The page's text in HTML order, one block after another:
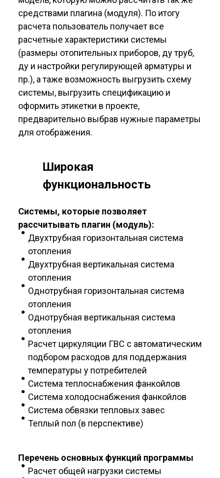
средствами плагина (модуля). По итогу
расчета пользователь получает все
расчетные характеристики системы
(размеры отопительных приборов, ду труб,
ду и настройки регулирующей арматуры и
пр.), а таже возможность выгрузить схему
системы, выгрузить спецификацию и
оформить этикетки в проекте,
предварительно выбрав нужные параметры
для отображения.
Широкая
функциональность
Системы, которые позволяет
рассчитывать плагин (модуль):
Двухтрубная горизонтальная система
отопления
Двухтрубная вертикальная система
отопления
Однотрубная горизонтальная система
отопления
Однотрубная вертикальная система
отопления
Расчет циркуляции ГВС с автоматическим
подбором расходов для поддержания
температуры у потребителей
Система теплоснабжения фанкойлов
Система холодоснабжения фанкойлов
Система обвязки тепловых завес
Теплый пол (в перспективе)
Перечень основных функций программы
Расчет общей нагрузки системы